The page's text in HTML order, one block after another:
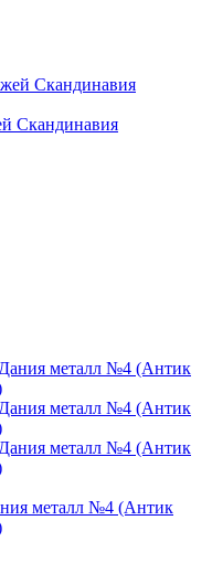
Скандинавия
металл №4 (Антик